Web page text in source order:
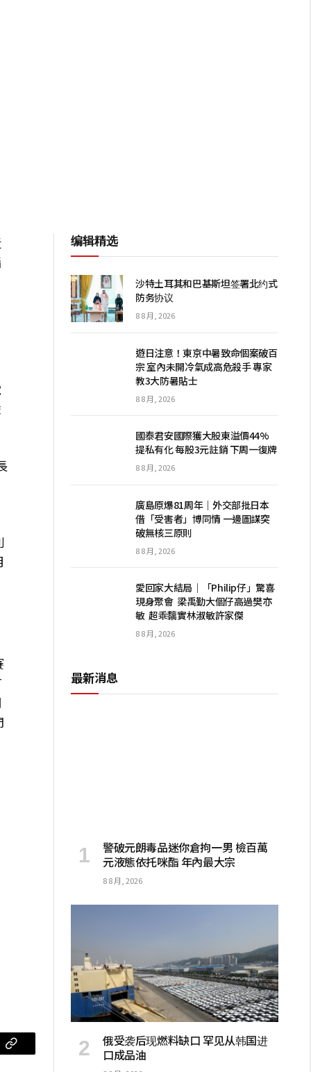
复
编辑精选
沙特土耳其和巴基斯坦签署北约式
防务协议
8 8 月, 2026
遊日注意！東京中暑致命個案破百
宗 室內未開冷氣成高危殺手 專家
教3大防暑貼士
8 8 月, 2026
國泰君安國際獲大股東溢價44%
提私有化 每股3元註銷 下周一復牌
8 8 月, 2026
廣島原爆81周年｜外交部批日本
借「受害者」博同情 一邊圖謀突
破無核三原則
8 8 月, 2026
愛回家大結局｜「Philip仔」驚喜
現身聚會 梁禹勤大個仔高過樊亦
敏 超乖黐實林淑敏許家傑
8 8 月, 2026
最新消息
警破元朗毒品迷你倉拘一男 檢百萬
元液態依托咪酯 年內最大宗
8 8 月, 2026
俄受袭后现燃料缺口 罕见从韩国进
口成品油